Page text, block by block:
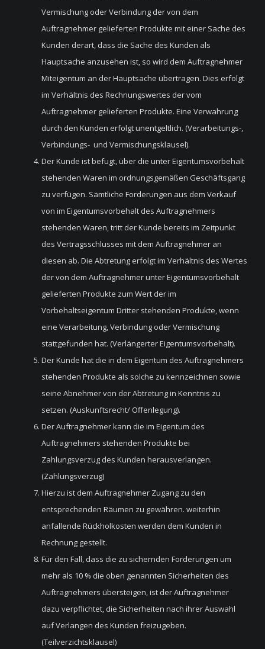
Vermischung oder Verbindung der von dem
Auftragnehmer gelieferten Produkte mit einer Sache des
Kunden derart, dass die Sache des Kunden als
Hauptsache anzusehen ist, so wird dem Auftragnehmer
Miteigentum an der Hauptsache übertragen. Dies erfolgt
im Verhältnis des Rechnungswertes der vom
Auftragnehmer gelieferten Produkte. Eine Verwahrung
durch den Kunden erfolgt unentgeltlich. (Verarbeitungs-,
Verbindungs- und Vermischungsklausel).
Der Kunde ist befugt, über die unter Eigentumsvorbehalt
stehenden Waren im ordnungsgemäßen Geschäftsgang
zu verfügen. Sämtliche Forderungen aus dem Verkauf
von im Eigentumsvorbehalt des Auftragnehmers
stehenden Waren, tritt der Kunde bereits im Zeitpunkt
des Vertragsschlusses mit dem Auftragnehmer an
diesen ab. Die Abtretung erfolgt im Verhältnis des Wertes
der von dem Auftragnehmer unter Eigentumsvorbehalt
gelieferten Produkte zum Wert der im
Vorbehaltseigentum Dritter stehenden Produkte, wenn
eine Verarbeitung, Verbindung oder Vermischung
stattgefunden hat. (Verlängerter Eigentumsvorbehalt).
Der Kunde hat die in dem Eigentum des Auftragnehmers
stehenden Produkte als solche zu kennzeichnen sowie
seine Abnehmer von der Abtretung in Kenntnis zu
setzen. (Auskunftsrecht/ Offenlegung).
Der Auftragnehmer kann die im Eigentum des
Auftragnehmers stehenden Produkte bei
Zahlungsverzug des Kunden herausverlangen.
(Zahlungsverzug)
Hierzu ist dem Auftragnehmer Zugang zu den
entsprechenden Räumen zu gewähren. weiterhin
anfallende Rückholkosten werden dem Kunden in
Rechnung gestellt.
Für den Fall, dass die zu sichernden Forderungen um
mehr als 10 % die oben genannten Sicherheiten des
Auftragnehmers übersteigen, ist der Auftragnehmer
dazu verpflichtet, die Sicherheiten nach ihrer Auswahl
auf Verlangen des Kunden freizugeben.
(Teilverzichtsklausel)